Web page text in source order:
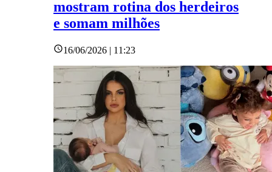
mostram rotina dos herdeiros
e somam milhões
16/06/2026 | 11:23